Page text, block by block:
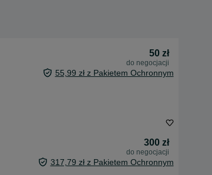
50 zł
do negocjacji
55,99 zł z Pakietem Ochronnym
300 zł
do negocjacji
317,79 zł z Pakietem Ochronnym